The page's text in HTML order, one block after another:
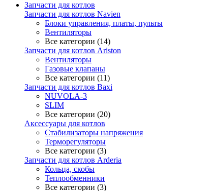
Запчасти для котлов
Запчасти для котлов Navien
Блоки управления, платы, пульты
Вентиляторы
Все категории (14)
Запчасти для котлов Ariston
Вентиляторы
Газовые клапаны
Все категории (11)
Запчасти для котлов Baxi
NUVOLA-3
SLIM
Все категории (20)
Аксессуары для котлов
Стабилизаторы напряжения
Терморегуляторы
Все категории (3)
Запчасти для котлов Arderia
Кольца, скобы
Теплообменники
Все категории (3)